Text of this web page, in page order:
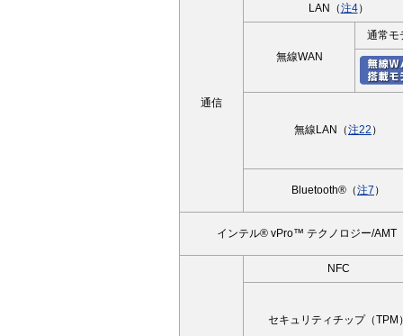
通信
LAN（注4）
無線WAN
通常モ
無線LAN（注22 ）
Bluetooth®（注7 ）
インテル® vPro™ テクノロジー/AMT
NFC
セキュリティチップ（TPM